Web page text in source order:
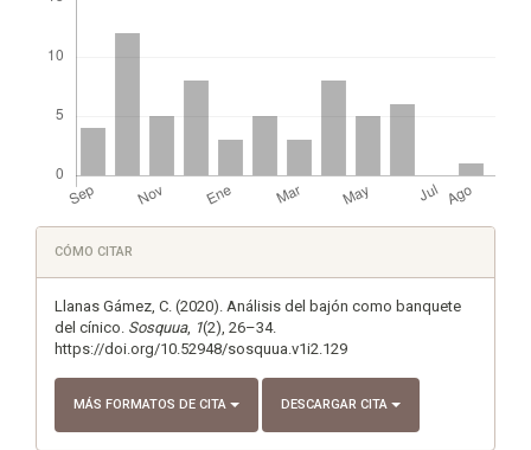
Detalles
del
artículo
CÓMO CITAR
Llanas Gámez, C. (2020). Análisis del bajón como banquete
del cínico. Sosquua, 1(2), 26–34.
https://doi.org/10.52948/sosquua.v1i2.129
MÁS FORMATOS DE CITA DESCARGAR CITA